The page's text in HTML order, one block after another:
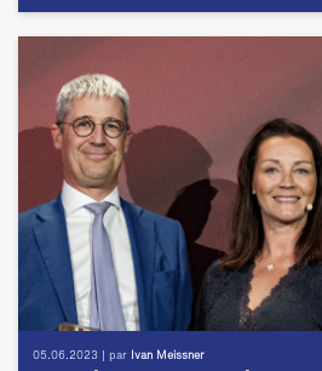
05.06.2023 | par Ivan Meissner